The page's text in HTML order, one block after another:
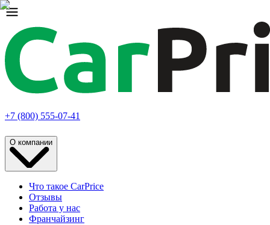
+7 (800) 555-07-41
О компании
Что такое CarPrice
Отзывы
Работа у нас
Франчайзинг